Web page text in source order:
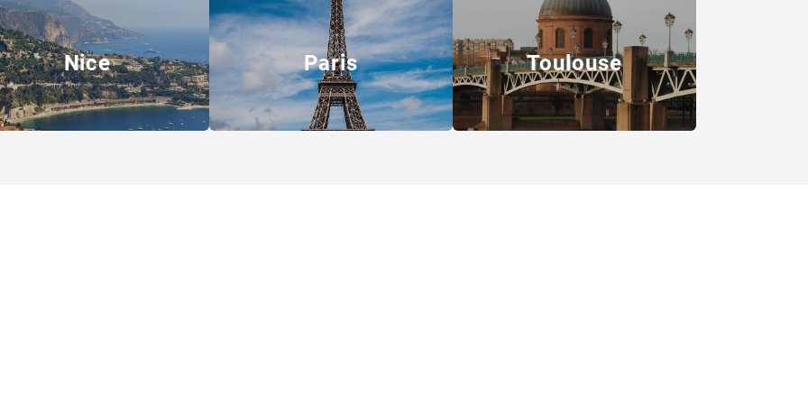
Nice Paris Toulouse